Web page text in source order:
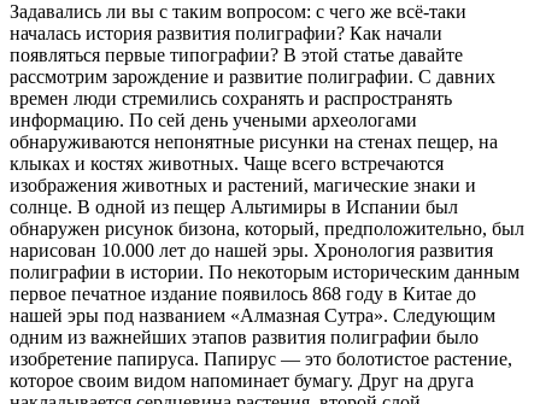
Задавались ли вы с таким вопросом: с чего же всё-таки
началась история развития полиграфии? Как начали
появляться первые типографии? В этой статье давайте
рассмотрим зарождение и развитие полиграфии. С давних
времен люди стремились сохранять и распространять
информацию. По сей день учеными археологами
обнаруживаются непонятные рисунки на стенах пещер, на
клыках и костях животных. Чаще всего встречаются
изображения животных и растений, магические знаки и
солнце. В одной из пещер Альтимиры в Испании был
обнаружен рисунок бизона, который, предположительно, был
нарисован 10.000 лет до нашей эры. Хронология развития
полиграфии в истории. По некоторым историческим данным
первое печатное издание появилось 868 году в Китае до
нашей эры под названием «Алмазная Сутра». Следующим
одним из важнейших этапов развития полиграфии было
изобретение папируса. Папирус — это болотистое растение,
которое своим видом напоминает бумагу. Друг на друга